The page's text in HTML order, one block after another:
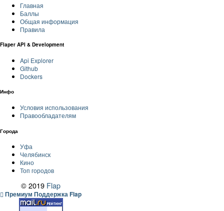
Главная
Баллы
Общая информация
Правила
Flaper API & Development
Api Explorer
Github
Dockers
Инфо
Условия использования
Правообладателям
Города
Уфа
Челябинск
Кино
Топ городов
© 2019 Flap
Премиум Поддержка Flap